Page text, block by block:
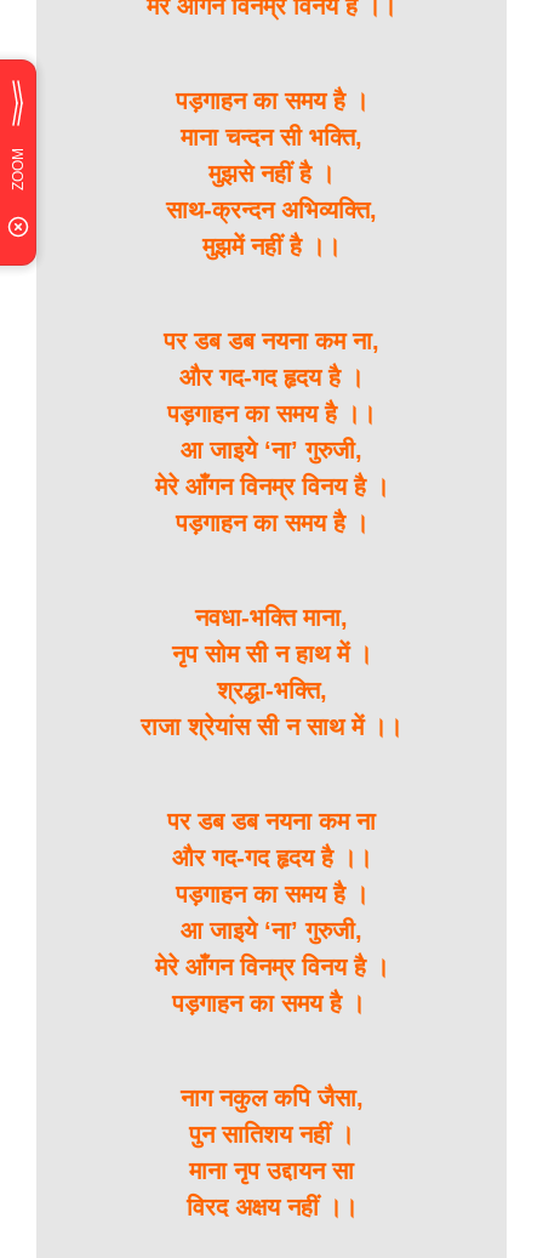
मेरे आँगन विनम्र विनय है ।।
पड़गाहन का समय है ।
माना चन्दन सी भक्ति,
मुझसे नहीं है ।
साथ-क्रन्दन अभिव्यक्ति,
मुझमें नहीं है ।।
पर डब डब नयना कम ना,
और गद-गद हृदय है ।
पड़गाहन का समय है ।।
आ जाइये ‘ना’ गुरुजी,
मेरे आँगन विनम्र विनय है ।
पड़गाहन का समय है ।
नवधा-भक्ति माना,
नृप सोम सी न हाथ में ।
श्रद्धा-भक्ति,
राजा श्रेयांस सी न साथ में ।।
पर डब डब नयना कम ना
और गद-गद हृदय है ।।
पड़गाहन का समय है ।
आ जाइये ‘ना’ गुरुजी,
मेरे आँगन विनम्र विनय है ।
पड़गाहन का समय है ।
नाग नकुल कपि जैसा,
पुन सातिशय नहीं ।
माना नृप उद्दायन सा
विरद अक्षय नहीं ।।